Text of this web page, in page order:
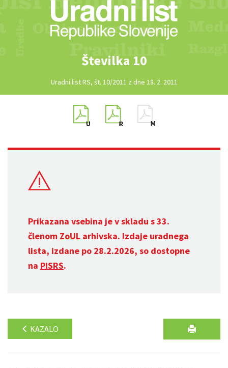
Številka 10
Uradni list RS, št. 10/2011 z dne 18. 2. 2011
Prikazana vsebina je v skladu s 33.
členom ZoUL arhivska. Izdaje uradnega
lista, izdane po 28.2.2026, so dostopne
na PISRS.
KAZALO